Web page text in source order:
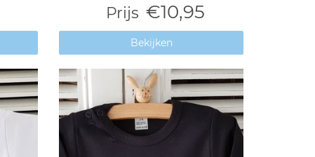
Prijs €10,95
Bekijken